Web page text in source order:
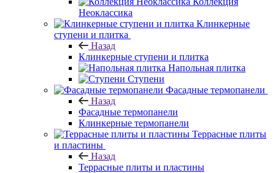
Неоклассика
Клинкерные
ступени и плитка
Назад
Клинкерные ступени и плитка
Напольная плитка
Ступени
Фасадные термопанели
Назад
Фасадные термопанели
Клинкерные термопанели
Террасные плиты
и пластины
Назад
Террасные плиты и пластины